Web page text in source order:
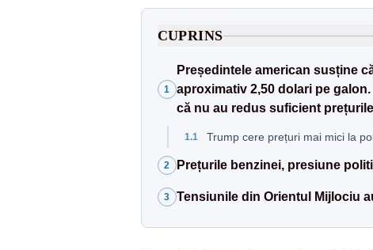
CUPRINS
1
Președintele american susține
aproximativ 2,50 dolari pe
că nu au redus suficient
1.1 Trump cere prețuri mai mici la
2 Prețurile benzinei, presiune
3 Tensiunile din Orientul Mijlociu